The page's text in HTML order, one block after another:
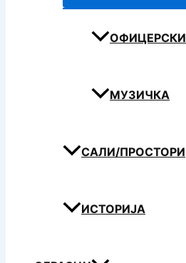
ОФИЦЕРСКИ
МУЗИЧКА
САЛИ/ПРОСТОРИ
ИСТОРИЈА